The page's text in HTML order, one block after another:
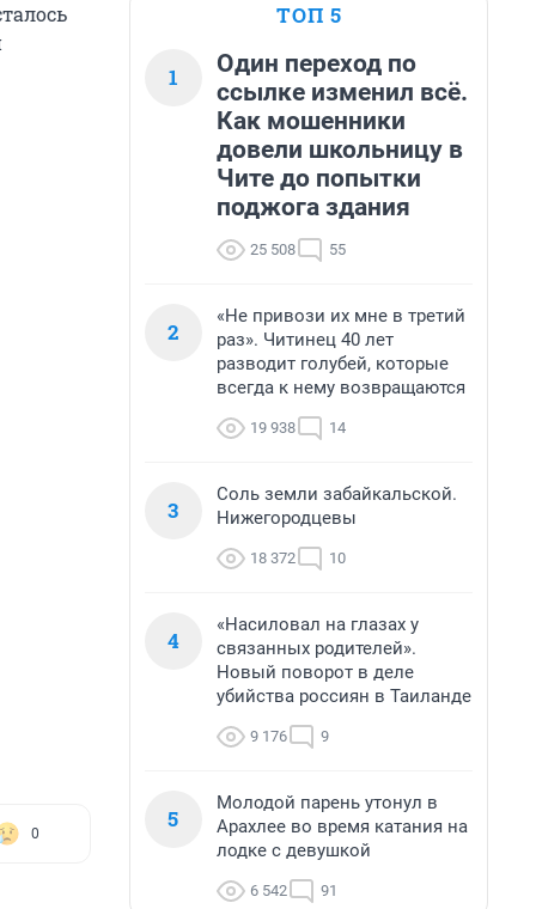
0
ТОП 5
1
Один переход по
ссылке изменил всё.
Как мошенники
довели школьницу в
Чите до попытки
поджога здания
25 508 55
2
«Не привози их мне в третий
раз». Читинец 40 лет
разводит голубей, которые
всегда к нему возвращаются
19 938 14
3
Соль земли забайкальской.
Нижегородцевы
18 372 10
4
«Насиловал на глазах у
связанных родителей».
Новый поворот в деле
убийства россиян в Таиланде
9 176 9
5
Молодой парень утонул в
Арахлее во время катания на
лодке с девушкой
6 542 91